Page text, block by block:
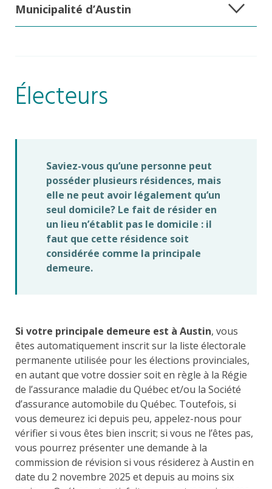
Municipalité d’Austin
Électeurs
Saviez-vous qu’une personne peut
posséder plusieurs résidences, mais
elle ne peut avoir légalement qu’un
seul domicile? Le fait de résider en
un lieu n’établit pas le domicile : il
faut que cette résidence soit
considérée comme la principale
demeure.
Si votre principale demeure est à Austin, vous
êtes automatiquement inscrit sur la liste électorale
permanente utilisée pour les élections provinciales,
en autant que votre dossier soit en règle à la Régie
de l’assurance maladie du Québec et/ou la Société
d’assurance automobile du Québec. Toutefois, si
vous demeurez ici depuis peu, appelez-nous pour
vérifier si vous êtes bien inscrit; si vous ne l’êtes pas,
vous pourrez présenter une demande à la
commission de révision si vous résiderez à Austin en
date du 2 novembre 2025 et depuis au moins six